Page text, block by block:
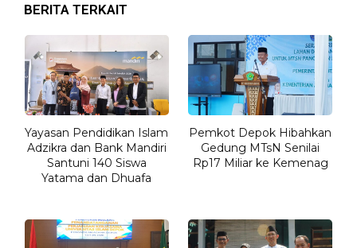
BERITA TERKAIT
Yayasan Pendidikan Islam
Adzikra dan Bank Mandiri
Santuni 140 Siswa
Yatama dan Dhuafa
Pemkot Depok Hibahkan
Gedung MTsN Senilai
Rp17 Miliar ke Kemenag